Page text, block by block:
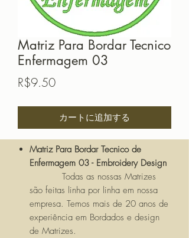
Matriz Para Bordar Tecnico
Enfermagem 03
R$9.50価
カートに追加する
Matriz Para Bordar Tecnico de
Enfermagem 03 - Embroidery Design
Todas as nossas Matrizes
são feitas linha por linha em nossa
empresa. Temos mais de 20 anos de
experiência em Bordados e design
de Matrizes.